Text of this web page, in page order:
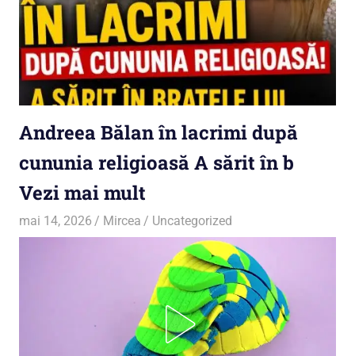
Andreea Bălan în lacrimi după
cununia religioasă A sărit în b
Vezi mai mult
mai 14, 2026 Mircea Uncategorized